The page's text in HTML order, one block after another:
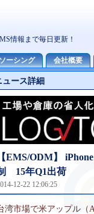
ュース詳細
【EMS/ODM】
15年Q1出荷
12-22 12:06:25
湾市場で米アップル（